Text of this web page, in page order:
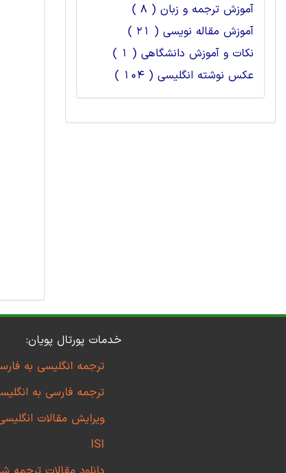
آموزش ترجمه و زبان ( 8 )
آموزش مقاله نویسی ( 21 )
نکات و آموزش دانشگاهی ( 1 )
عکس نوشته انگلیسی ( 104 )
خدمات پورتال پویان:
ترجمه انگلیسی به
ترجمه فارسی به
ویرایش مقالات
ISI